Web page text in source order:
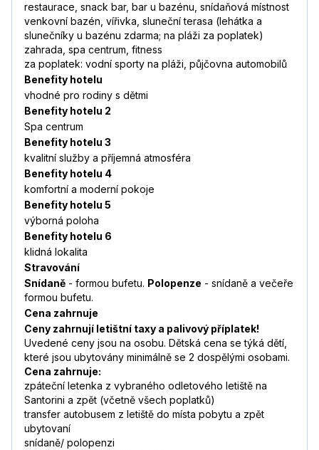
restaurace, snack bar, bar u bazénu, snídaňová místnost
venkovní bazén, vířivka, sluneční terasa (lehátka a
slunečníky u bazénu zdarma; na pláži za poplatek)
zahrada, spa centrum, fitness
za poplatek: vodní sporty na pláži, půjčovna automobilů
Benefity hotelu
vhodné pro rodiny s dětmi
Benefity hotelu 2
Spa centrum
Benefity hotelu 3
kvalitní služby a příjemná atmosféra
Benefity hotelu 4
komfortní a moderní pokoje
Benefity hotelu 5
výborná poloha
Benefity hotelu 6
klidná lokalita
Stravování
Snídaně - formou bufetu. Polopenze - snídaně a večeře
formou bufetu.
Cena zahrnuje
Ceny zahrnují letištní taxy a palivový příplatek!
Uvedené ceny jsou na osobu. Dětská cena se týká dětí,
které jsou ubytovány minimálně se 2 dospělými osobami.
Cena zahrnuje:
zpáteční letenka z vybraného odletového letiště na
Santorini a zpět (včetně všech poplatků)
transfer autobusem z letiště do místa pobytu a zpět
ubytovaní
snídaně/ polopenzi